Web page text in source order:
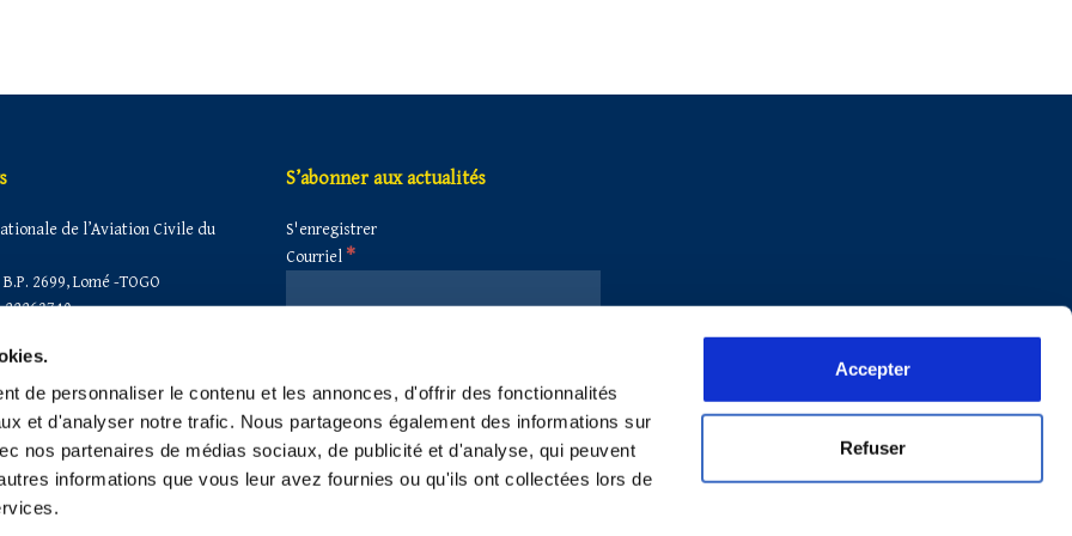
de personnaliser le contenu et les annonces, d'offrir des fonctionnalités
et d'analyser notre trafic. Nous partageons également des informations sur
nos partenaires de médias sociaux, de publicité et d'analyse, qui peuvent
informations que vous leur avez fournies ou qu'ils ont collectées lors de
Accepter
Refuser
de l’Aviation Civile du
B.P. 2699, Lomé -TOGO
secretariat@anac-togo.tg
anactogo@gmail.com
anac@anac-togo.tg
S’abonner aux actualités
S'enregistrer
Courriel*